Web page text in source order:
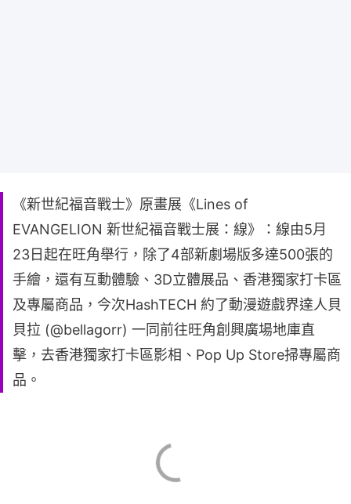
《新世紀福音戰士》原畫展《Lines of
EVANGELION 新世紀福音戰士展：線》：線由5月
23日起在旺角舉行，除了4部新劇場版多達500張的
手繪，還有互動體驗、3D立體展品、香港獨家打卡區
及專屬商品，今次HashTECH 約了動漫遊戲界達人貝
貝拉 (@bellagorr) 一同前往旺角創興廣場地庫直
擊，去香港獨家打卡區影相、Pop Up Store掃專屬商
品。